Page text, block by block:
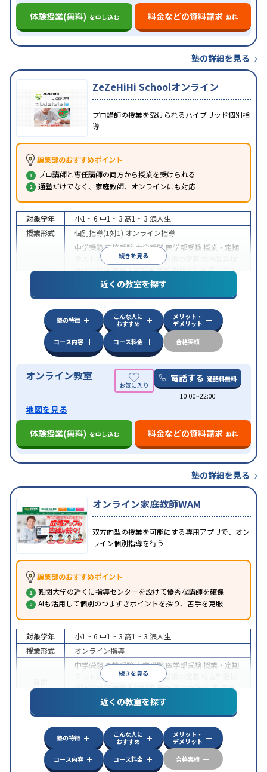
体験授業(無料) を申し込む 料金などの資料請求 無料
塾の詳細を見る
ZeZeHiHi Schoolオンライン
プロ講師の授業を受けられるハイブリッド個別指
導
編集部のおすすめポイント
プロ講師と専任講師の両方から授業を受けられる
通塾だけでなく、家庭教師、オンラインにも対応
続きを見る
対象学年 小1 ~ 6 中1 ~ 3 高1 ~ 3 浪人生
授業形式
個別指導(1対1) オンライン指導
中学受験高校受験大学受験 医学部受験 授業・定期
テスト対策
内申点対策 学習習慣の定着
(旧AO)対策推薦入試対策学校別特化対策国公立大
私大対策共通テスト対策
英語・英会話特化
特徴
中高一貫校生に対応授業の振替可能 不登校生に対
オンライン対応 1科目から受講可能季節講習の
みの受講可
自習室あり
近くの教室を探す
塾の特徴
こんな人に
おすすめ
メリット・
デメリット
コース内容
コース料金 合格実績
オンライン教室 電話する 通話料無料
10:00~22:00
地図を見る
体験授業(無料) を申し込む 料金などの資料請求 無料
塾の詳細を見る
オンライン家庭教師WAM
双方向型の授業を可能にする専用アプリで、オン
ライン個別指導を行う
編集部のおすすめポイント
難関大学の近くに指導センターを設けて優秀な講師を確保
AIも活用して個別のつまずきポイントを探り、苦手を克服
続きを見る
対象学年 小1 ~ 6 中1 ~ 3 高1 ~ 3 浪人生
授業形式
オンライン指導
中学受験高校受験大学受験 医学部受験 授業・定期
テスト対策
内申点対策 学習習慣の定着
(旧AO)対策推薦入試対策英検(英語検定)対策漢検
(漢字検定)対策
中高一貫校生に対応成績保証制度あり授業の振替
可能不登校生に対応学習にPC・タブレットを利用
オンライン対応1科目から受講可能
近くの教室を探す
塾の特徴
こんな人に
おすすめ
メリット・
デメリット
コース内容
コース料金 合格実績